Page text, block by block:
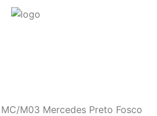
MC/M03 Mercedes Preto Fosco